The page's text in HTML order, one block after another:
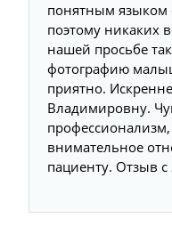
понятным языком
поэтому никаких
нашей просьбе
фотографию
приятно.
Владимировну.
внимательное
пациенту. Отзыв